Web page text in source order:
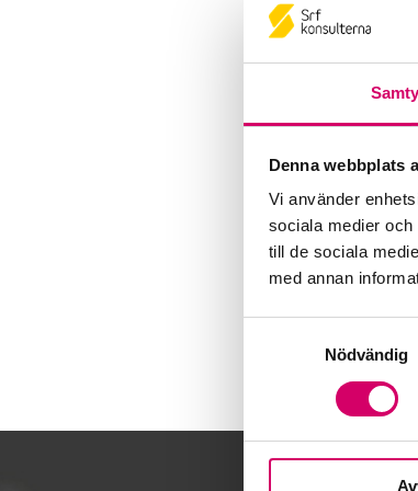
Denna webbplats
Vi använder
sociala medier
till de sociala
med annan
Nödvändig